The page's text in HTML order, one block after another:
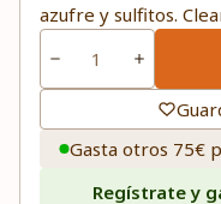
azufre y sulfitos.
Gasta otros 75€
Regístrate y